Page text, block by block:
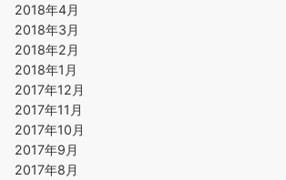
2018年4月
2018年3月
2018年2月
2018年1月
2017年12月
2017年11月
2017年10月
2017年9月
2017年8月